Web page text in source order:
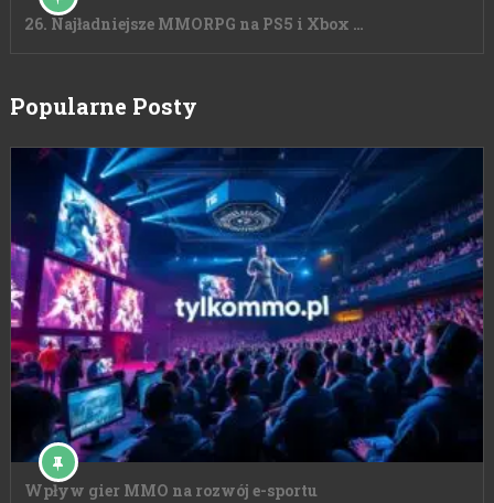
26. Najładniejsze MMORPG na PS5 i Xbox …
Popularne Posty
Wpływ gier MMO na rozwój e-sportu